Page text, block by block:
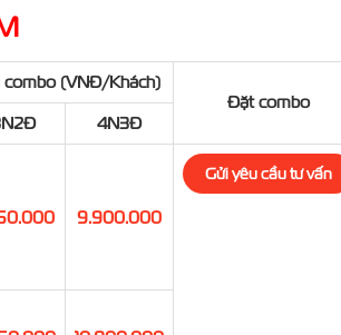
combo (VNĐ/Khách)
Đặt combo
4N3Đ
9.900.000
Gửi yêu cầu tư vấn